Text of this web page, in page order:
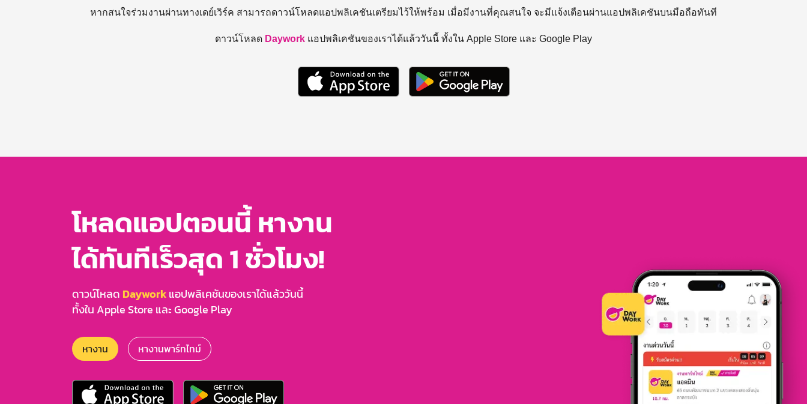
หากสนใจร่วมงานผ่านทางเดย์เวิร์ค สามารถดาวน์โหลดแอปพลิเคชันเตรียมไว้ให้พร้อม เมื่อมีงานที่คุณสนใจ จะมีแจ้งเตือนผ่านแอปพลิเคชันบนมือถือทันที
ดาวน์โหลด Daywork แอปพลิเคชันของเราได้แล้ววันนี้ ทั้งใน Apple Store และ Google Play
โหลดแอปตอนนี้ หางาน
ได้ทันทีเร็วสุด 1 ชั่วโมง!
ดาวน์โหลด Dayworkแอปพลิเคชันของเราได้แล้ววันนี้
ทั้งใน Apple Store และ Google Play
หางาน หางานพาร์ทไทม์